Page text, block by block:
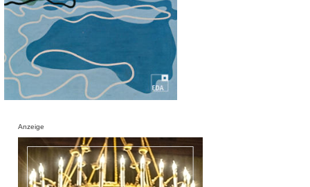
Anzeige